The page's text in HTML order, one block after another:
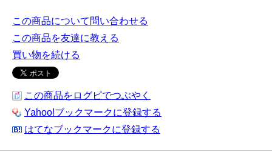
この商品について問い合わせる
この商品を友達に教える
買い物を続ける
この商品をログピでつぶやく
Yahoo!ブックマークに登録する
はてなブックマークに登録する